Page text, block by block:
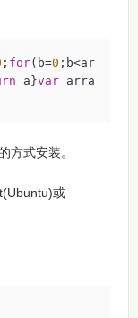
; for(b=0 ;b<ar
a}var arra
方式安装。
或